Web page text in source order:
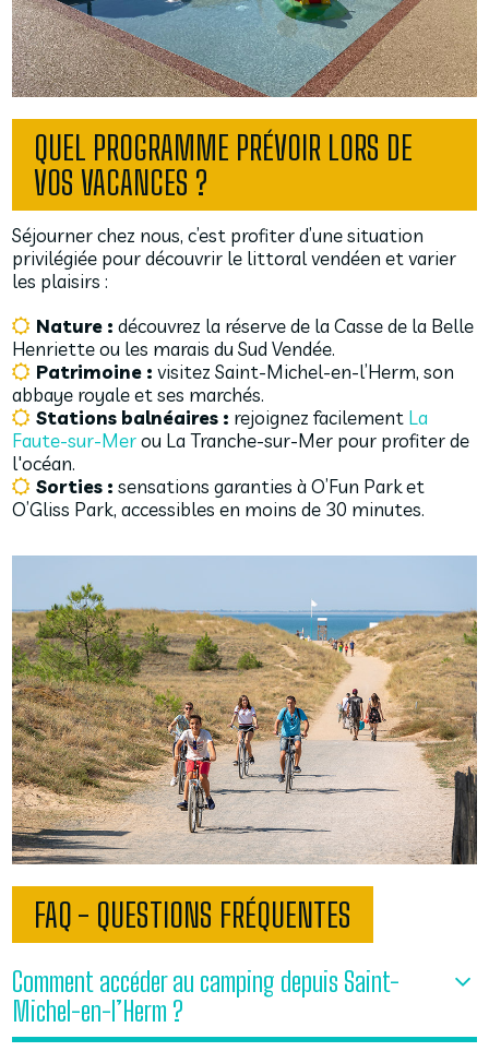
QUEL PROGRAMME PRÉVOIR LORS DE
VOS VACANCES ?
Séjourner chez nous, c’est profiter d’une situation
privilégiée pour découvrir le littoral vendéen et varier
les plaisirs :
Nature : découvrez la réserve de la Casse de la Belle
Henriette ou les marais du Sud Vendée.
Patrimoine : visitez Saint-Michel-en-l’Herm, son
abbaye royale et ses marchés.
Stations balnéaires : rejoignez facilement La
Faute-sur-Merou La Tranche-sur-Mer pour profiter de
l'océan.
Sorties : sensations garanties à O’Fun Park et
O’Gliss Park, accessibles en moins de 30 minutes.
FAQ - QUESTIONS FRÉQUENTES
Comment accéder au camping depuis Saint-
Michel-en-l’Herm ?